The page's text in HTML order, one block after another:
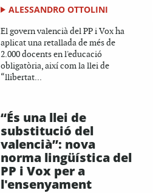
ALESSANDRO OTTOLINI
El govern valencià del PP i Vox ha
aplicat una retallada de més de
2.000 docents en l'educació
obligatòria, així com la llei de
“llibertat...
“És una llei de
substitució del
valencià”: nova
norma lingüística del
PP i Vox per a
l'ensenyament